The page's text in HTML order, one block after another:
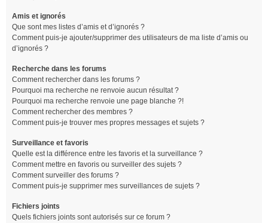
Amis et ignorés
Que sont mes listes d’amis et d’ignorés ?
Comment puis-je ajouter/supprimer des utilisateurs de ma liste d’amis ou
d’ignorés ?
Recherche dans les forums
Comment rechercher dans les forums ?
Pourquoi ma recherche ne renvoie aucun résultat ?
Pourquoi ma recherche renvoie une page blanche ?!
Comment rechercher des membres ?
Comment puis-je trouver mes propres messages et sujets ?
Surveillance et favoris
Quelle est la différence entre les favoris et la surveillance ?
Comment mettre en favoris ou surveiller des sujets ?
Comment surveiller des forums ?
Comment puis-je supprimer mes surveillances de sujets ?
Fichiers joints
Quels fichiers joints sont autorisés sur ce forum ?